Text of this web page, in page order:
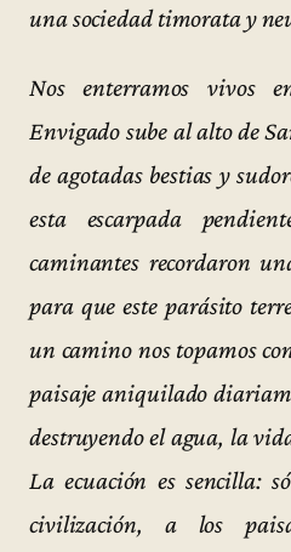
una sociedad timorata y
Nos enterramos vivos
Envigado sube al alto de
de agotadas bestias y
esta escarpada
caminantes recordaron
para que este parásito
un camino nos topamos
paisaje aniquilado
destruyendo el agua, la
La ecuación es sencilla:
civilización, a los